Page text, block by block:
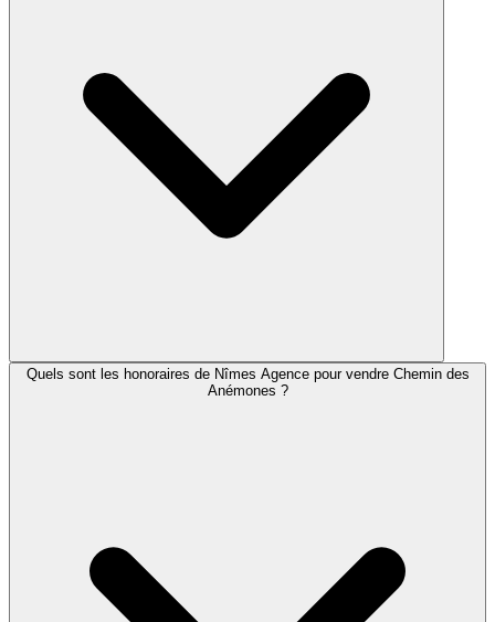
Quels sont les honoraires de Nîmes Agence pour vendre Chemin des
Anémones ?